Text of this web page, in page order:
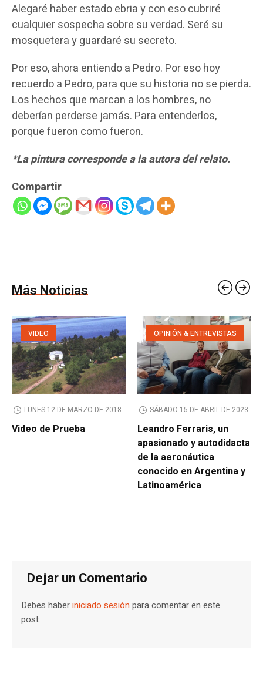
Alegaré haber estado ebria y con eso cubriré
cualquier sospecha sobre su verdad. Seré su
mosquetera y guardaré su secreto.
Por eso, ahora entiendo a Pedro. Por eso hoy
recuerdo a Pedro, para que su historia no se pierda.
Los hechos que marcan a los hombres, no
deberían perderse jamás. Para entenderlos,
porque fueron como fueron.
*La pintura corresponde a la autora del relato.
Compartir
Más Noticias
VIDEO
LUNES 12 DE MARZO DE 2018
Video de Prueba
OPINIÓN & ENTREVISTAS
SÁBADO 15 DE ABRIL DE 2023
Leandro Ferraris, un
apasionado y autodidacta
de la aeronáutica
conocido en Argentina y
Latinoamérica
Dejar un Comentario
Debes haberiniciado sesión para comentar en este
post.